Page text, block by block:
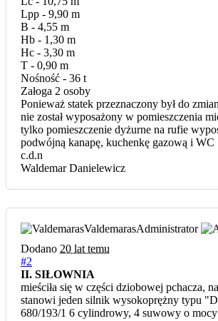
Lpp - 9,90 m
B - 4,55 m
Hb - 1,30 m
Hc - 3,30 m
T - 0,90 m
Nośność - 36 t
Załoga 2 osoby
Ponieważ statek przeznaczony był do
nie został wyposażony w pomieszczenia
tylko pomieszczenie dyżurne na rufie
podwójną kanapę, kuchenkę gazową i WC
c.d.n
Waldemar Danielewicz
ValdemarasAdministrator
Dodano 20 lat temu
#2
II. SIŁOWNIA
mieściła się w części dziobowej pchacza,
stanowi jeden silnik wysokoprężny typu
680/193/1 6 cylindrowy, 4 suwowy o